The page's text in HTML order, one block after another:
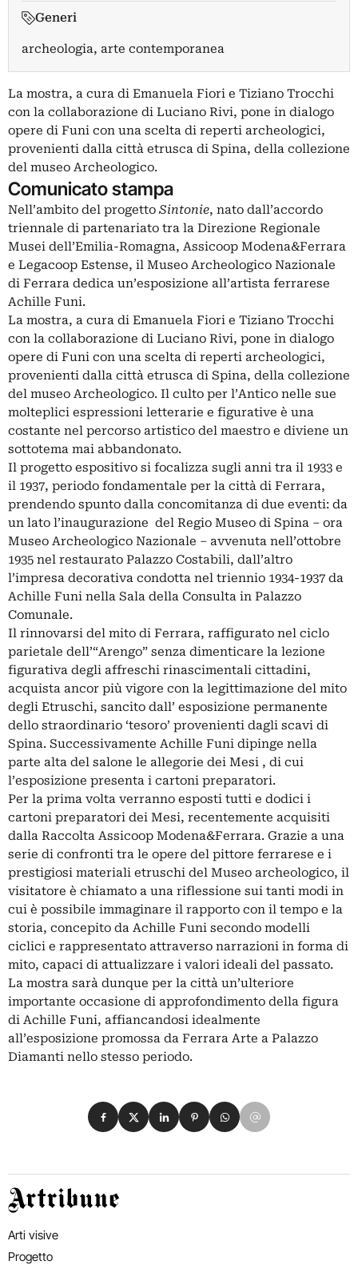
Generi
archeologia, arte contemporanea
La mostra, a cura di Emanuela Fiori e Tiziano Trocchi
con la collaborazione di Luciano Rivi, pone in dialogo
opere di Funi con una scelta di reperti archeologici,
provenienti dalla città etrusca di Spina, della collezione
del museo Archeologico.
Comunicato stampa
Nell’ambito del progetto Sintonie, nato dall’accordo
triennale di partenariato tra la Direzione Regionale
Musei dell’Emilia-Romagna, Assicoop Modena&Ferrara
e Legacoop Estense, il Museo Archeologico Nazionale
di Ferrara dedica un’esposizione all’artista ferrarese
Achille Funi.
La mostra, a cura di Emanuela Fiori e Tiziano Trocchi
con la collaborazione di Luciano Rivi, pone in dialogo
opere di Funi con una scelta di reperti archeologici,
provenienti dalla città etrusca di Spina, della collezione
del museo Archeologico. Il culto per l’Antico nelle sue
molteplici espressioni letterarie e figurative è una
costante nel percorso artistico del maestro e diviene un
sottotema mai abbandonato.
Il progetto espositivo si focalizza sugli anni tra il 1933 e
il 1937, periodo fondamentale per la città di Ferrara,
prendendo spunto dalla concomitanza di due eventi: da
un lato l’inaugurazione del Regio Museo di Spina – ora
Museo Archeologico Nazionale – avvenuta nell’ottobre
1935 nel restaurato Palazzo Costabili, dall’altro
l’impresa decorativa condotta nel triennio 1934-1937 da
Achille Funi nella Sala della Consulta in Palazzo
Comunale.
Il rinnovarsi del mito di Ferrara, raffigurato nel ciclo
parietale dell’“Arengo” senza dimenticare la lezione
figurativa degli affreschi rinascimentali cittadini,
acquista ancor più vigore con la legittimazione del mito
degli Etruschi, sancito dall’ esposizione permanente
dello straordinario ‘tesoro’ provenienti dagli scavi di
Spina. Successivamente Achille Funi dipinge nella
parte alta del salone le allegorie dei Mesi , di cui
l’esposizione presenta i cartoni preparatori.
Per la prima volta verranno esposti tutti e dodici i
cartoni preparatori dei Mesi, recentemente acquisiti
dalla Raccolta Assicoop Modena&Ferrara. Grazie a una
serie di confronti tra le opere del pittore ferrarese e i
prestigiosi materiali etruschi del Museo archeologico, il
visitatore è chiamato a una riflessione sui tanti modi in
cui è possibile immaginare il rapporto con il tempo e la
storia, concepito da Achille Funi secondo modelli
ciclici e rappresentato attraverso narrazioni in forma di
mito, capaci di attualizzare i valori ideali del passato.
La mostra sarà dunque per la città un’ulteriore
importante occasione di approfondimento della figura
di Achille Funi, affiancandosi idealmente
all’esposizione promossa da Ferrara Arte a Palazzo
Diamanti nello stesso periodo.
Condividi su Facebook
Condividi su X
Condividi su LinkedIn
Condividi su Pinterest
Condividi su WhatsApp
Condividi su Email
Artribune
Arti visive
Progetto